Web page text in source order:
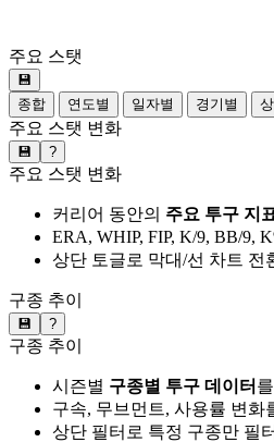
주요 스탯
💾
종합
연도별 일자별 경기별
주요 스탯 변화
💾 ?
주요 스탯 변화
커리어 동안의 주요 투구 지
ERA, WHIP, FIP, K/9, BB/9,
상단 토글로 막대/선 차트 전
구종 추이
💾 ?
구종 추이
시즌별 구종별 투구 데이터
구속, 무브먼트, 사용률 변화
상단 필터로 특정 구종만 필